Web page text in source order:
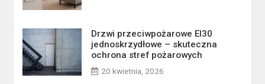
Drzwi przeciwpożarowe EI30
jednoskrzydłowe – skuteczna
ochrona stref pożarowych
20 kwietnia, 2026